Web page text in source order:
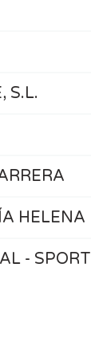
S.L.
HELENA
- SPORT